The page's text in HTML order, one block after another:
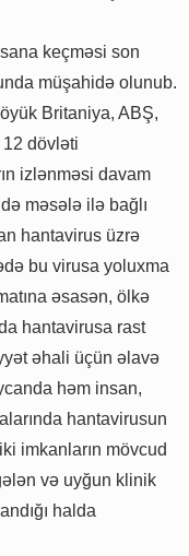
keçməsi son
müşahidə olunub.
Britaniya, ABŞ,
dövləti
izlənməsi davam
məsələ ilə bağlı
hantavirus üzrə
bu virusa yoluxma
əsasən, ölkə
hantavirusa rast
əhali üçün əlavə
həm insan,
hantavirusun
imkanların mövcud
və uyğun klinik
halda